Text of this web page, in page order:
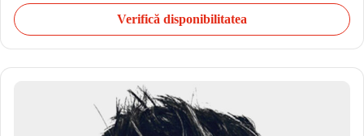
Verifică disponibilitatea